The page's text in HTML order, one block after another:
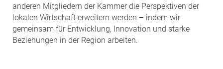
anderen Mitgliedern der Kammer die Perspektiven der
lokalen Wirtschaft erweitern werden – indem wir
gemeinsam für Entwicklung, Innovation und starke
Beziehungen in der Region arbeiten.